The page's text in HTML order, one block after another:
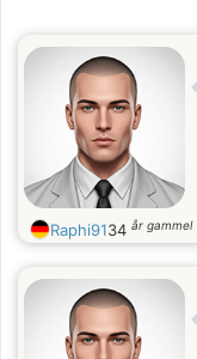
Raphi9134 år gammel